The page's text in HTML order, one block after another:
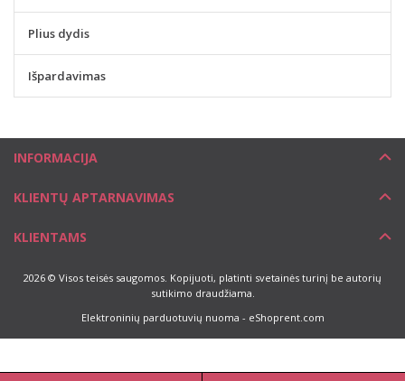
Plius dydis
Išpardavimas
INFORMACIJA
KLIENTŲ APTARNAVIMAS
KLIENTAMS
2026 © Visos teisės saugomos. Kopijuoti, platinti svetainės turinį be autorių
sutikimo draudžiama.
Elektroninių parduotuvių nuoma - eShoprent.com